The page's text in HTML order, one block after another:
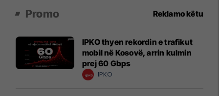
Promo Reklamo këtu
IPKO thyen rekordin e trafikut
mobil në Kosovë, arrin kulmin
prej 60 Gbps
IPKO